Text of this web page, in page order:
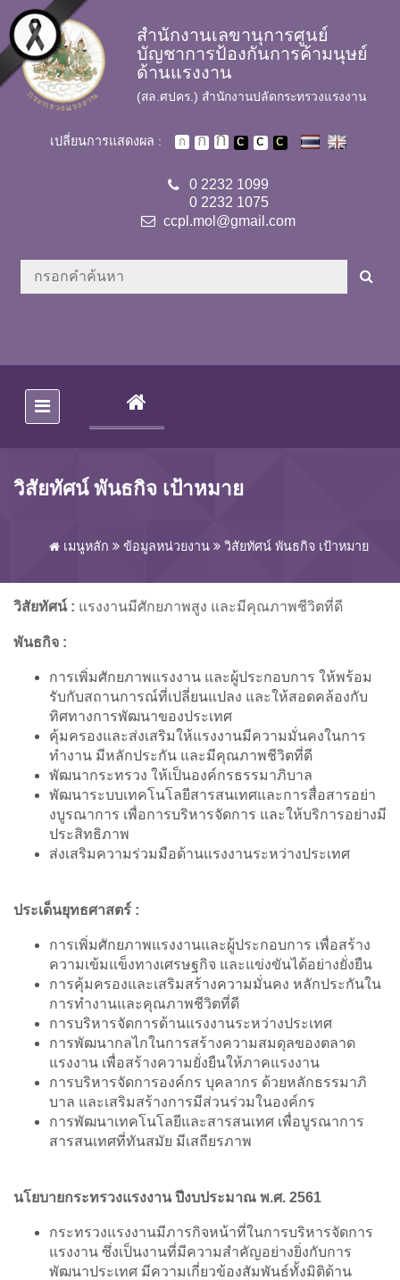
Skip to main content
สำนักงานเลขานุการศูนย์
บัญชาการป้องกันการค้ามนุษย์
ด้านแรงงาน
(สล.ศปคร.) สำนักงานปลัดกระทรวงแรงงาน
เปลี่ยนการแสดงผล :
0 2232 1099
0 2232 1075
ccpl.mol@gmail.com
(CURRENT)
วิสัยทัศน์ พันธกิจ เป้าหมาย
เมนูหลัก ข้อมูลหน่วยงาน วิสัยทัศน์ พันธกิจ เป้าหมาย
วิสัยทัศน์ : แรงงานมีศักยภาพสูง และมีคุณภาพชีวิตที่ดี
พันธกิจ :
การเพิ่มศักยภาพแรงงาน และผู้ประกอบการ ให้พร้อม
รับกับสถานการณ์ที่เปลี่ยนแปลง และให้สอดคล้องกับ
ทิศทางการพัฒนาของประเทศ
คุ้มครองและส่งเสริมให้แรงงานมีความมั่นคงในการ
ทำงาน มีหลักประกัน และมีคุณภาพชีวิตที่ดี
พัฒนากระทรวง ให้เป็นองค์กรธรรมาภิบาล
พัฒนาระบบเทคโนโลยีสารสนเทศและการสื่อสารอย่า
งบูรณาการ เพื่อการบริหารจัดการ และให้บริการอย่างมี
ประสิทธิภาพ
ส่งเสริมความร่วมมือด้านแรงงานระหว่างประเทศ
ประเด็นยุทธศาสตร์ :
การเพิ่มศักยภาพแรงงานและผู้ประกอบการ เพื่อสร้าง
ความเข้มแข็งทางเศรษฐกิจ และแข่งขันได้อย่างยั่งยืน
การคุ้มครองและเสริมสร้างความมั่นคง หลักประกันใน
การทำงานและคุณภาพชีวิตที่ดี
การบริหารจัดการด้านแรงงานระหว่างประเทศ
การพัฒนากลไกในการสร้างความสมดุลของตลาด
แรงงาน เพื่อสร้างความยั่งยืนให้ภาคแรงงาน
การบริหารจัดการองค์กร บุคลากร ด้วยหลักธรรมาภิ
บาล และเสริมสร้างการมีส่วนร่วมในองค์กร
การพัฒนาเทคโนโลยีและสารสนเทศ เพื่อบูรณาการ
สารสนเทศที่ทันสมัย มีเสถียรภาพ
นโยบายกระทรวงแรงงาน ปีงบประมาณ พ.ศ. 2561
กระทรวงแรงงานมีภารกิจหน้าที่ในการบริหารจัดการ
แรงงาน ซึ่งเป็นงานที่มีความสำคัญอย่างยิ่งกับการ
พัฒนาประเทศ มีความเกี่ยวข้องสัมพันธ์ทั้งมิติด้าน